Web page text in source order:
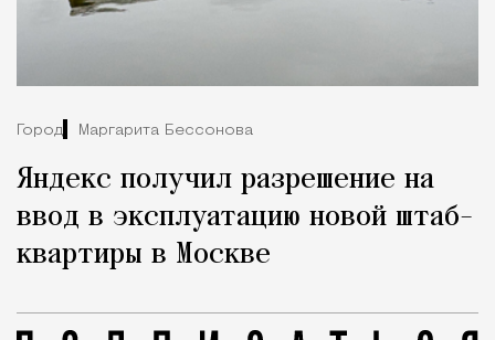
Город Маргарита Бессонова
Яндекс получил разрешение на
ввод в эксплуатацию новой штаб-
квартиры в Москве